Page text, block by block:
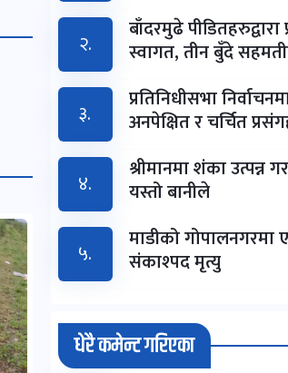
२.
बाँदरमुढे पीडितहरुद्वारा
स्वागत, तीन बुँदे
३.
प्रतिनिधीसभा
अनपेक्षित र चर्चित
४.
श्रीमानमा शंका उत्पन्न
यस्तो बानीले
५.
माडीको
संकाश्पद मृत्यु
धेरै कमेन्ट गरिएका